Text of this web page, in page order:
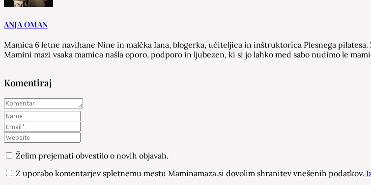
ANJA OMAN
Mamica 6 letne navihane Nine in malčka Iana, blogerka, učiteljica in inštruktorica Plesnega pilatesa.
Mamini mazi vsaka mamica našla oporo, podporo in ljubezen, ki si jo lahko med sabo nudimo le
Komentiraj
Želim prejemati obvestilo o novih objavah.
Z uporabo komentarjev spletnemu mestu Maminamaza.si dovolim shranitev vnešenih podatkov.